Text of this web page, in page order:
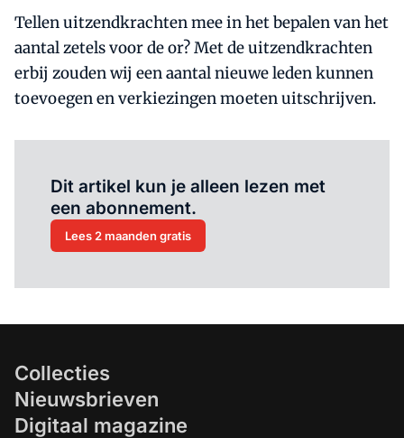
Tellen uitzendkrachten mee in het bepalen van het
aantal zetels voor de or? Met de uitzendkrachten
erbij zouden wij een aantal nieuwe leden kunnen
toevoegen en verkiezingen moeten uitschrijven.
Dit artikel kun je alleen lezen met
een abonnement.
Lees 2 maanden gratis
Collecties
Nieuwsbrieven
Digitaal magazine